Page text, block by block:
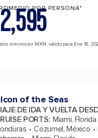
POR PERSONA*
2,595
mínimo en MXN, válido para Ene 18,
Icon of the Seas
DE IDA Y VUELTA
PORTS: Miami, Florida
Cozumel, México